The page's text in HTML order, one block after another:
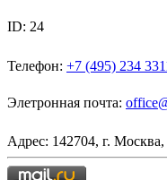
ID: 24
Телефон: +7 (495) 234
Элетронная почта:
Адрес: 142704, г.